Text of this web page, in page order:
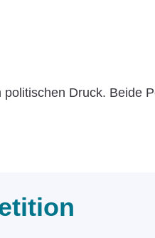
politischen Druck. Beide